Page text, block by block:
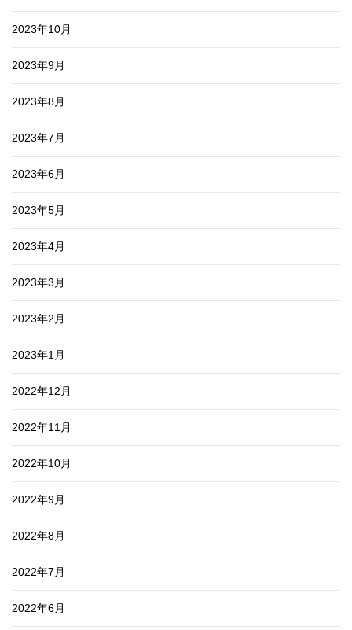
2023年10月
2023年9月
2023年8月
2023年7月
2023年6月
2023年5月
2023年4月
2023年3月
2023年2月
2023年1月
2022年12月
2022年11月
2022年10月
2022年9月
2022年8月
2022年7月
2022年6月